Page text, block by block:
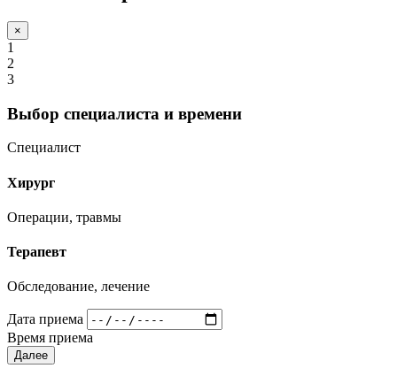
×
1
2
3
Выбор специалиста и времени
Специалист
Хирург
Операции, травмы
Терапевт
Обследование, лечение
Дата приема
Время приема
Далее